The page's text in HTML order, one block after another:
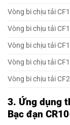
Vòng bi chịu tải
Vòng bi chịu tải
Vòng bi chịu tải
Vòng bi chịu tải
Vòng bi chịu tải
3. Ứng dụng
Bạc đạn